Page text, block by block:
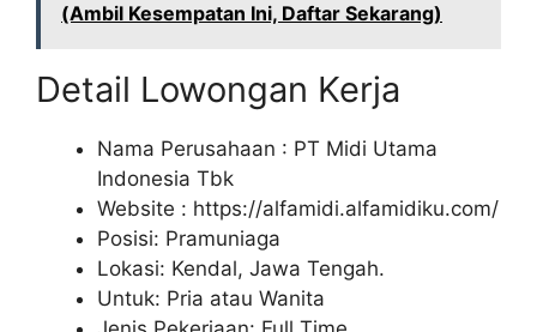
(Ambil Kesempatan Ini, Daftar Sekarang)
Detail Lowongan Kerja
Nama Perusahaan : PT Midi Utama
Indonesia Tbk
Website : https://alfamidi.alfamidiku.com/
Posisi: Pramuniaga
Lokasi: Kendal, Jawa Tengah.
Untuk: Pria atau Wanita